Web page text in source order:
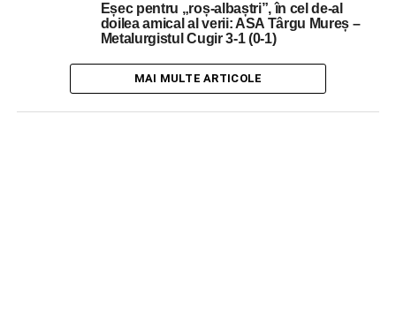
Eșec pentru „roș-albaștri”, în cel de-al
doilea amical al verii: ASA Târgu Mureș –
Metalurgistul Cugir 3-1 (0-1)
MAI MULTE ARTICOLE